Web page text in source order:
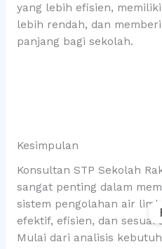
yang lebih efisien,
lebih rendah, dan
panjang bagi sekolah.
Kesimpulan
Konsultan STP Sekolah
sangat penting dalam
sistem pengolahan air
efektif, efisien, dan sesuai
Mulai dari analisis